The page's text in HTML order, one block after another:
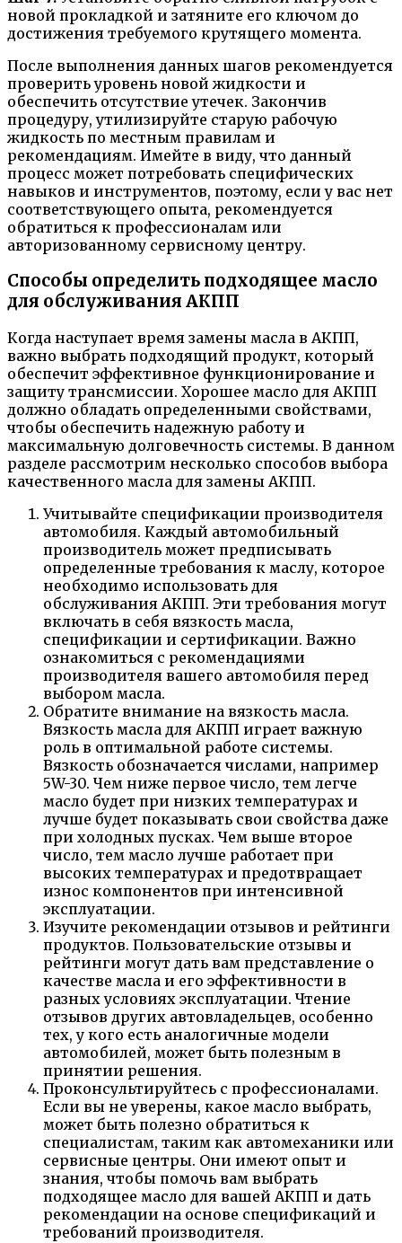
новой прокладкой и затяните его ключом до
достижения требуемого крутящего момента.
После выполнения данных шагов рекомендуется
проверить уровень новой жидкости и
обеспечить отсутствие утечек. Закончив
процедуру, утилизируйте старую рабочую
жидкость по местным правилам и
рекомендациям. Имейте в виду, что данный
процесс может потребовать специфических
навыков и инструментов, поэтому, если у вас нет
соответствующего опыта, рекомендуется
обратиться к профессионалам или
авторизованному сервисному центру.
Способы определить подходящее масло
для обслуживания АКПП
Когда наступает время замены масла в АКПП,
важно выбрать подходящий продукт, который
обеспечит эффективное функционирование и
защиту трансмиссии. Хорошее масло для АКПП
должно обладать определенными свойствами,
чтобы обеспечить надежную работу и
максимальную долговечность системы. В данном
разделе рассмотрим несколько способов выбора
качественного масла для замены АКПП.
Учитывайте спецификации производителя
автомобиля. Каждый автомобильный
производитель может предписывать
определенные требования к маслу, которое
необходимо использовать для
обслуживания АКПП. Эти требования могут
включать в себя вязкость масла,
спецификации и сертификации. Важно
ознакомиться с рекомендациями
производителя вашего автомобиля перед
выбором масла.
Обратите внимание на вязкость масла.
Вязкость масла для АКПП играет важную
роль в оптимальной работе системы.
Вязкость обозначается числами, например
5W-30. Чем ниже первое число, тем легче
масло будет при низких температурах и
лучше будет показывать свои свойства даже
при холодных пусках. Чем выше второе
число, тем масло лучше работает при
высоких температурах и предотвращает
износ компонентов при интенсивной
эксплуатации.
Изучите рекомендации отзывов и рейтинги
продуктов. Пользовательские отзывы и
рейтинги могут дать вам представление о
качестве масла и его эффективности в
разных условиях эксплуатации. Чтение
отзывов других автовладельцев, особенно
тех, у кого есть аналогичные модели
автомобилей, может быть полезным в
принятии решения.
Проконсультируйтесь с профессионалами.
Если вы не уверены, какое масло выбрать,
может быть полезно обратиться к
специалистам, таким как автомеханики или
сервисные центры. Они имеют опыт и
знания, чтобы помочь вам выбрать
подходящее масло для вашей АКПП и дать
рекомендации на основе спецификаций и
требований производителя.